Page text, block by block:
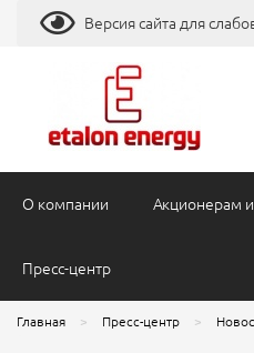
Версия сайта для
О компании Акционерам
Пресс-центр
Главная Пресс-центр